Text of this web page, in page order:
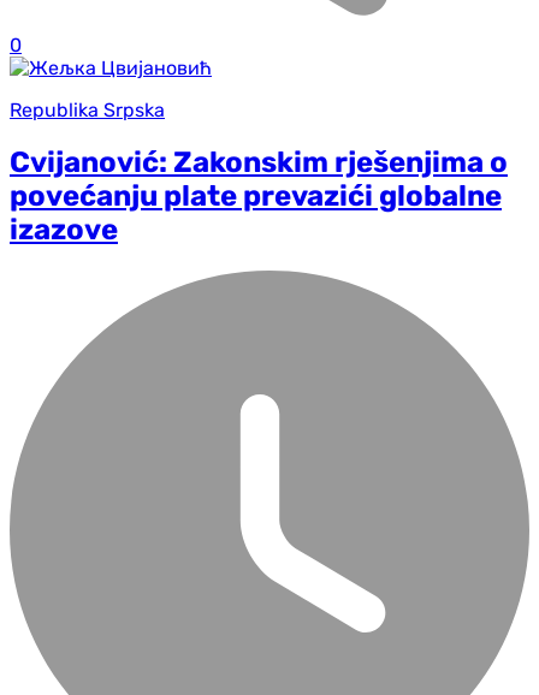
0
Republika Srpska
Cvijanović: Zakonskim rješenjima o
povećanju plate prevazići globalne
izazove